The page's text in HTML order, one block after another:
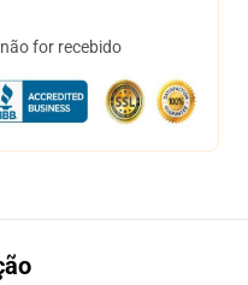
for recebido